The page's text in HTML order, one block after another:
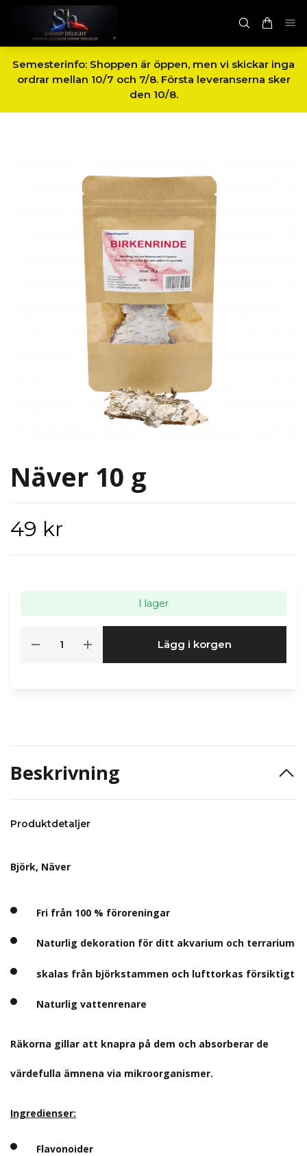
Semesterinfo: Shoppen är öppen, men vi skickar inga
ordrar mellan 10/7 och 7/8. Första leveranserna sker
den 10/8.
Näver 10 g
49 kr
I lager
Lägg i korgen
Beskrivning
Produktdetaljer
Björk, Näver
Fri från 100 % föroreningar
Naturlig dekoration för ditt akvarium och terrarium
skalas från björkstammen och lufttorkas försiktigt
Naturlig vattenrenare
Räkorna gillar att knapra på dem och absorberar de
värdefulla ämnena via mikroorganismer.
Ingredienser:
Flavonoider